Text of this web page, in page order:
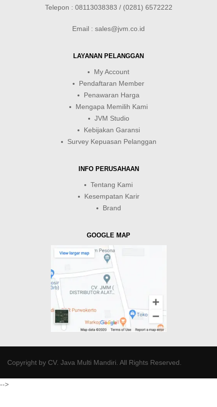
Telepon : 08113038383 / (0281) 6572222
Email : sales@jvm.co.id
LAYANAN PELANGGAN
My Account
Pendaftaran Member
Penawaran Harga
Mengapa Memilih Kami
JVM Studio
Kebijakan Garansi
Survey Kepuasan Pelanggan
INFO PERUSAHAAN
Tentang Kami
Kesempatan Karir
Brand
GOOGLE MAP
Copyright by CV. Java Multi Mandiri. All Rights Reserved.
-->